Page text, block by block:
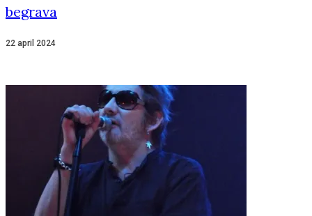
begrava
22 april 2024